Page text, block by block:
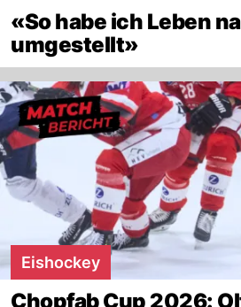
«So habe ich Leben
umgestellt»
Eishockey
Chopfab Cup 2026: